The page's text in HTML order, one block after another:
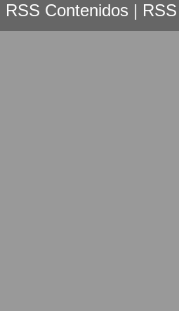
RSS Contenidos |